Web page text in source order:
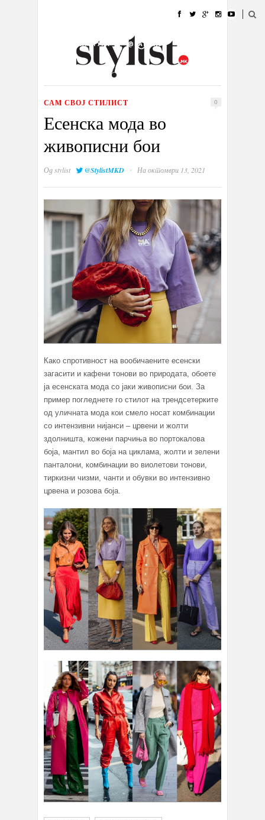
УБАВИНА
КУЛТУРА @РАБОТА
ИЗЛОГ
САМ СВОЈ СТИЛИСТ 0
Есенска мода во
живописни бои
Одstylist @StylistMKD · На октомври 13, 2021
Како спротивност на вообичаените есенски
загасити и кафени тонови во природата, обоете
ја есенската мода со јаки живописни бои. За
пример погледнете го стилот на трендсетерките
од уличната мода кои смело носат комбинации
со интензивни нијанси – црвени и жолти
здолништа, кожени парчиња во портокалова
боја, мантил во боја на циклама, жолти и зелени
панталони, комбинации во виолетови тонови,
тиркизни чизми, чанти и обувки во интензивно
црвена и розова боја.